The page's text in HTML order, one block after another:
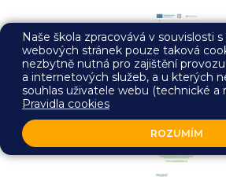
Naše škola zpracovává v souvislosti
webových stránek pouze taková
nezbytně nutná pro zajištění
a internetových služeb, a u kterých
souhlas uživatele webu (technické a
Pravidla cookies
ROZUMÍM